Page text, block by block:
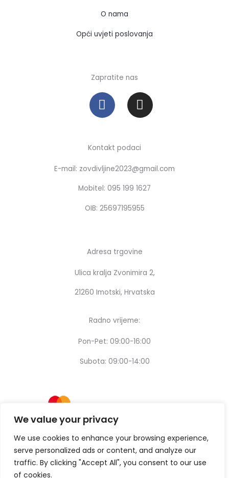
We value your privacy
We use cookies to enhance your browsing experience,
serve personalized ads or content, and analyze our
traffic. By clicking "Accept All", you consent to our use
of cookies.
O nama
Opći uvjeti poslovanja
Zapratite nas
F
a
c
b
o
o
k
I
n
s
a
r
a
m
Kontakt podaci
E-mail: zovdivljine2023@gmail.com
Mobitel: 095 199 1627
OIB: 25697195955
Adresa trgovine
Ulica kralja Zvonimira 2,
21260 Imotski, Hrvatska
Radno vrijeme:
Pon-Pet: 09:00-16:00
Subota: 09:00-14:00